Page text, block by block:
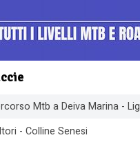
Mtb a Deiva Marina -
- Colline Senesi